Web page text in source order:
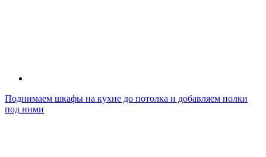
Поднимаем шкафы на кухне до потолка и добавляем полки
под ними